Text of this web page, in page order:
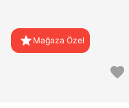
star Mağaza Özel
favorite